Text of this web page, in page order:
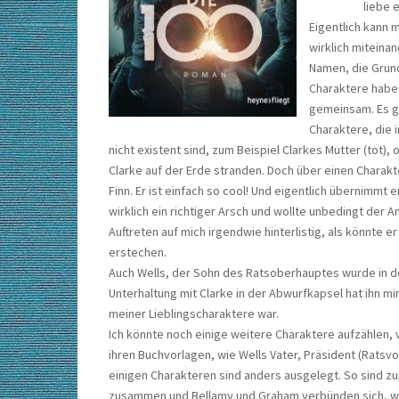
liebe
Eigentlich kann
wirklich
Namen, die
Charaktere
gemeinsam. Es
Charaktere, die
nicht existent sind, zum Beispiel Clarkes Mutter (tot),
Clarke auf der Erde stranden. Doch über einen
Finn. Er ist einfach so cool! Und eigentlich übernimmt
wirklich ein richtiger Arsch und wollte unbedingt der
Auftreten auf mich irgendwie hinterlistig, als könnte
erstechen.
Auch Wells, der Sohn des Ratsoberhauptes wurde
Unterhaltung mit Clarke in der Abwurfkapsel hat ihn
meiner Lieblingscharaktere war.
Ich könnte noch einige weitere Charaktere
ihren Buchvorlagen, wie Wells Vater, Präsident
einigen Charakteren sind anders ausgelegt. So sind
zusammen und Bellamy und Graham verbünden